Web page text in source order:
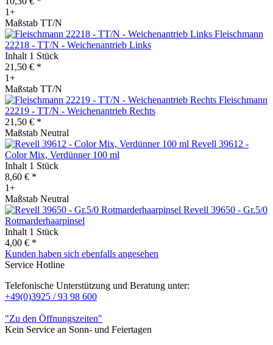
1+
Maßstab TT/N
Fleischmann
22218 - TT/N - Weichenantrieb Links
Inhalt 1 Stück
21,50 € *
1+
Maßstab TT/N
Fleischmann
22219 - TT/N - Weichenantrieb Rechts
21,50 € *
Maßstab Neutral
Revell 39612 -
Color Mix, Verdünner 100 ml
Inhalt 1 Stück
8,60 € *
1+
Maßstab Neutral
Revell 39650 - Gr.5/0
Rotmarderhaarpinsel
Inhalt 1 Stück
4,00 € *
Kunden haben sich ebenfalls angesehen
Service Hotline
Telefonische Unterstützung und Beratung unter:
+49(0)3925 / 93 98 600
"Zu den Öffnungszeiten"
Kein Service an Sonn- und Feiertagen